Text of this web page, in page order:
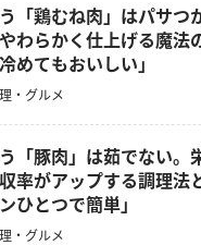
「鶏むね肉」はパサつ
わらかく仕上げる魔法
冷めてもおいしい」
・グルメ
「豚肉」は茹でない。
率がアップする調理法
ひとつで簡単」
・グルメ